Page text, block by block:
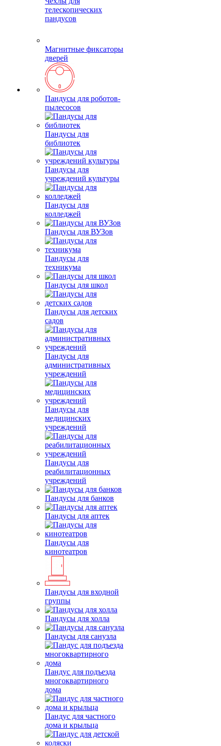
телескопических
пандусов
Магнитные фиксаторы
дверей
Пандусы для роботов-
пылесосов
Пандусы для
библиотек
Пандусы для
учреждений культуры
Пандусы для
колледжей
Пандусы для ВУЗов
Пандусы для
техникума
Пандусы для школ
Пандусы для детских
садов
Пандусы для
административных
учреждений
Пандусы для
медицинских
учреждений
Пандусы для
реабилитационных
учреждений
Пандусы для банков
Пандусы для аптек
Пандусы для
кинотеатров
Пандусы для входной
группы
Пандусы для холла
Пандусы для санузла
Пандус для подъезда
многоквартирного
дома
Пандус для частного
дома и крыльца